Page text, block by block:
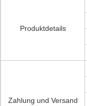
Produktdetails
Zahlung und Versand